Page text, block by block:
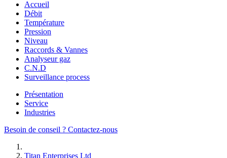
Accueil
Débit
Température
Pression
Niveau
Raccords & Vannes
Analyseur gaz
C.N.D
Surveillance process
Présentation
Service
Industries
Besoin de conseil ? Contactez-nous
Titan Enterprises Ltd